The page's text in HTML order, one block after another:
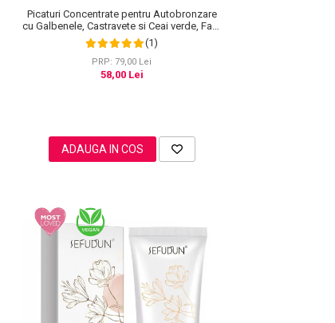
Picaturi Concentrate pentru Autobronzare
cu Galbenele, Castravete si Ceai verde, Fata
si Corp, Elaimei, 60 ml
(1)
PRP: 79,00 Lei
58,00 Lei
ADAUGA IN COS